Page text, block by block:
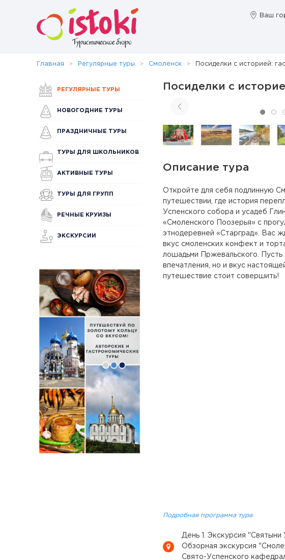
Ваш
Главная Регулярные туры Смоленск Посиделки с историей:
Посиделки с
Описание тура
Откройте для себя подлинную
путешествии, где история
Успенского собора и усадеб
«Смоленского Поозерья» с
этнодеревней «Старград». Вас
вкус смоленских конфект и
лошадьми Пржевальского. Пусть
впечатления, но и вкус
путешествие стоит совершить!
Подробная программа тура
День 1. Экскурсия "Святыни
Обзорная экскурсия
Свято-Успенского
РЕГУЛЯРНЫЕ ТУРЫ
НОВОГОДНИЕ ТУРЫ
ПРАЗДНИЧНЫЕ ТУРЫ
ТУРЫ ДЛЯ ШКОЛЬНИКОВ
АКТИВНЫЕ ТУРЫ
ТУРЫ ДЛЯ ГРУПП
РЕЧНЫЕ КРУИЗЫ
ЭКСКУРСИИ